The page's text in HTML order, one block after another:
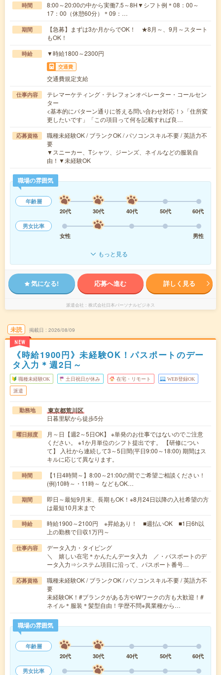
時間
8:00～20:00の中から実働7.5～8H▼シフト例＊08：00～
17：00（休憩60分）＊09：…
期間
【急募】まずは3か月からでOK！ ★8月～、9月～スタート
もOK！
時給 ▼時給1800～2300円
交通費
交通費規定支給
仕事内容
テレマーケティング・テレフォンオペレーター・コールセン
ター
<基本的にパターン通りに答える問い合わせ対応！>「住所変
更したいです」「この項目って何を記載すれば良…
応募資格
職種未経験OK / ブランクOK / パソコンスキル不要 / 英語力不
要
▼スニーカー、Tシャツ、ジーンズ、ネイルなどの服装自
由！▼未経験OK
職場の雰囲気
年齢層
20代
30代 40代 50代
60代
男女比率
女性
男性
もっと見る
気になる! 応募へ進む 詳しく見る
派遣会社 株式会社日本パーソナルビジネス
未読
NEW
掲載日 2026/08/09
《時給1900円》未経験OK！パスポートのデー
タ入力＊週2日～
職種未経験OK 土日祝日が休み 在宅・リモート WEB登録OK
派遣
勤務地 東京都荒川区
日暮里駅から徒歩5分
曜日頻度
月～日【週2～5日OK】 ※単発のお仕事ではないのでご注意
ください。 ※1か月単位のシフト提出です。 【研修につい
て】 入社から連続して3～5日間(平日9:00～18:00) 期間はス
キルに応じて異なります。
時間
【1日4時間～】8:00～21:00の間でご希望ご相談ください！
(例)10時～・11時～ などもOK…
期間
即日～最短9月末、長期もOK！※8月24日以降の入社希望の方
は最短10月末まで
時給
時給1900～2100円 ※昇給あり！ ■週払いOK ■1日6h以
上の勤務で日収1万円～
仕事内容
データ入力・タイピング
＼ 嬉しい在宅＊かんたんデータ入力 ／・パスポートのデ
ータ入力⇒システム項目に沿って、パスポート番号…
応募資格
職種未経験OK / ブランクOK / パソコンスキル不要 / 英語力不
要
未経験OK！#ブランクがある方やWワークの方も大歓迎！#
ネイル＊服装＊髪型自由！学歴不問※異業種から…
職場の雰囲気
年齢層
20代
30代 40代 50代
60代
男女比率